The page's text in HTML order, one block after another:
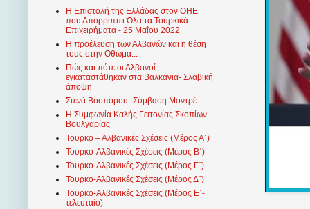
Η Επιστολή της Ελλάδας στον ΟΗΕ
που Απορρίπτει Όλα τα Τουρκικά
Επιχειρήματα - 25 Μαΐου 2022
Η προέλευση των Αλβανών και η θέση
τους στην Οθωμα...
Πώς και πότε οι Αλβανοί
εγκαταστάθηκαν στα Βαλκάνια- Σλαβική
άποψη
Στενά Βοσπόρου- Σύμβαση Μοντρέ
Η Συμφωνία Καλής Γειτονίας Σκοπίων –
Βουλγαρίας
Τουρκο – Αλβανικές Σχέσεις (Mέρος Α΄)
Τουρκο-Αλβανικές Σχέσεις (Μέρος Β΄)
Τουρκο-Αλβανικές Σχέσεις (Μέρος Γ΄)
Τουρκο-Αλβανικές Σχέσεις (Μέρος Δ΄)
Τουρκο-Αλβανικές Σχέσεις (Μέρος Ε΄-
τελευταίο)